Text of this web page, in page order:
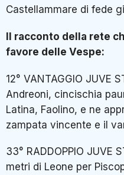
Castellammare di fede
Il racconto della rete
favore delle Vespe:
12° VANTAGGIO JUVE
Andreoni, cincischia
Latina, Faolino, e ne
zampata vincente e il
33° RADDOPPIO JUVE
metri di Leone per